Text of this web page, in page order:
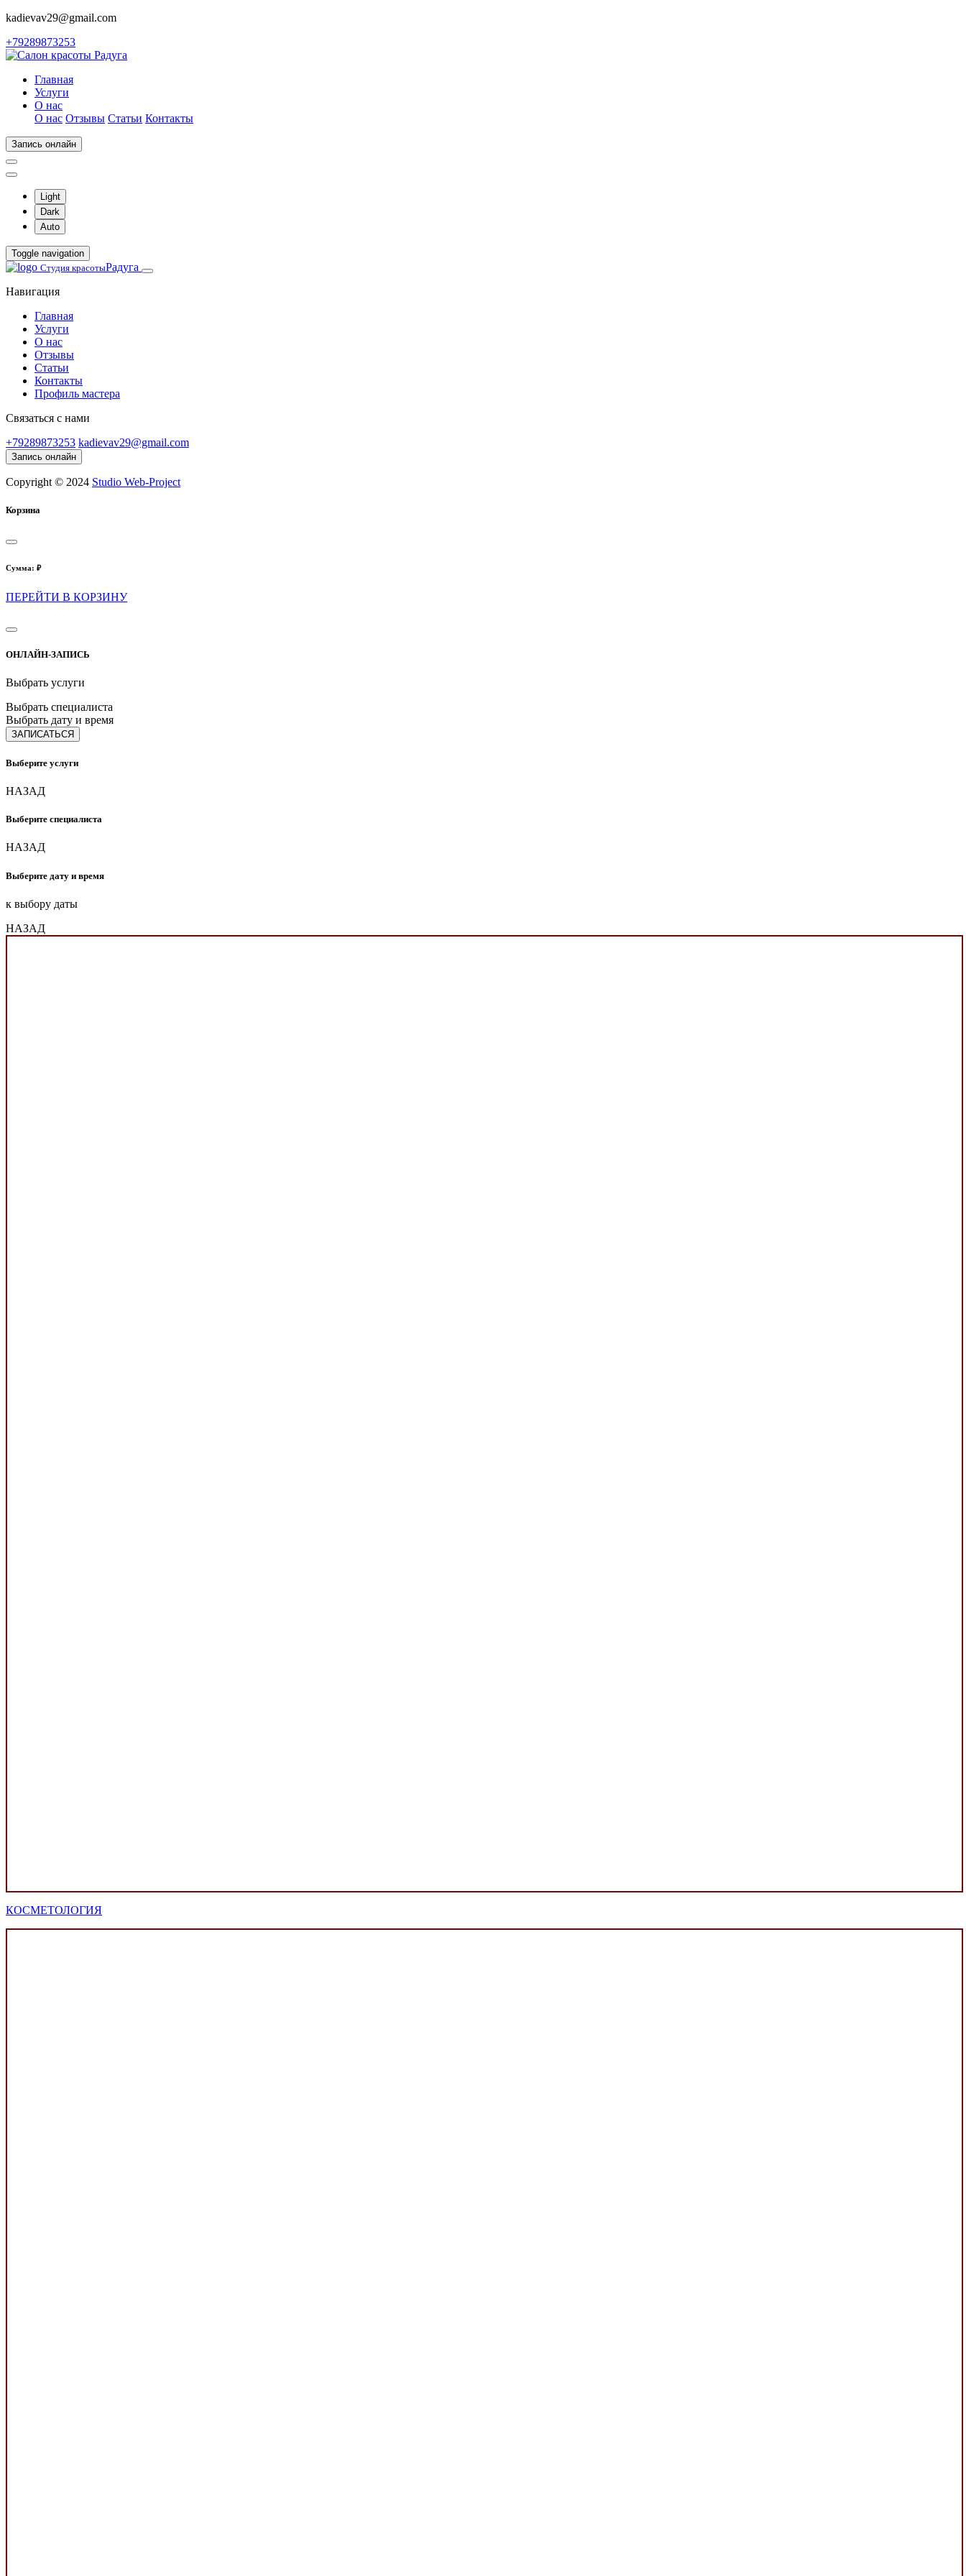
kadievav29@gmail.com
+79289873253
Главная
Услуги
О нас
О нас Отзывы Статьи Контакты
Запись онлайн
Light
Dark
Auto
Toggle navigation
Студия красотыРадуга
Навигация
Главная
Услуги
О нас
Отзывы
Статьи
Контакты
Профиль мастера
Связаться с нами
+79289873253 kadievav29@gmail.com
Запись онлайн
Copyright © 2024 Studio Web-Project
Корзина
Сумма: ₽
ПЕРЕЙТИ В КОРЗИНУ
ОНЛАЙН-ЗАПИСЬ
Выбрать услуги
Выбрать специалиста
Выбрать дату и время
ЗАПИСАТЬСЯ
Выберите услуги
НАЗАД
Выберите специалиста
НАЗАД
Выберите дату и время
к выбору даты
НАЗАД
КОСМЕТОЛОГИЯ